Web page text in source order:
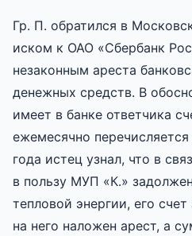
Гр. П. обратился в
иском к ОАО «Сбербанк
незаконным ареста
денежных средств. В
имеет в банке ответчика
ежемесячно
года истец узнал, что в
в пользу МУП «К.»
тепловой энергии, его
на него наложен арест, а